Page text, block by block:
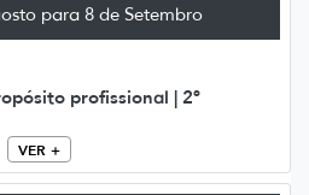
para 8 de Setembro
profissional | 2º
VER +